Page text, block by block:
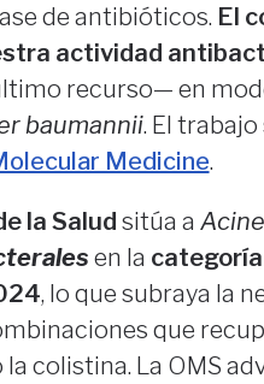
de antibióticos. El
actividad
recurso— en
baumannii. El
Medicine.
la Salud sitúa a
en la
, lo que subraya la
que
colistina. La OMS